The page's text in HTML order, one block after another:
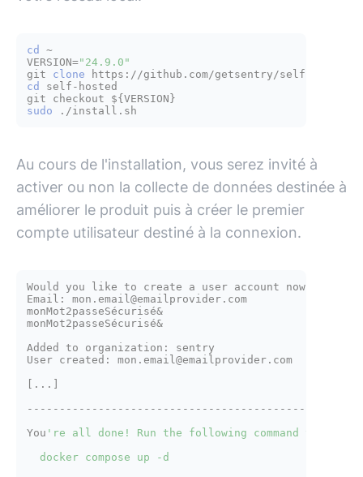
cd
~
VERSION="24.9.0"
git clone
cd
self-hosted
git checkout ${VERSION}
sudo
Au cours de l'installation, vous serez invité à
activer ou non la collecte de données destinée à
améliorer le produit puis à créer le premier
compte utilisateur destiné à la connexion.
Would you like to create a user account now? [Y/n]:
Email: mon.email@emailprovider.com
monMot2passeSécurisé&
monMot2passeSécurisé&
Added to organization: sentry
User created: mon.email@emailprovider.com
[...]
You 're all done! Run the following command to get
  docker compose up -d